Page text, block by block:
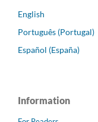
English
Português (Portugal)
Español (España)
Information